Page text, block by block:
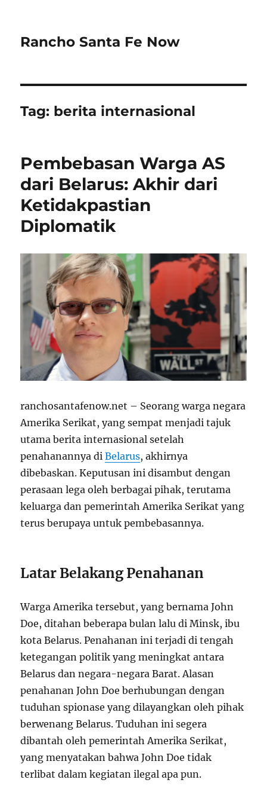
Rancho Santa Fe Now
Tag: berita internasional
Pembebasan Warga AS
dari Belarus: Akhir dari
Ketidakpastian
Diplomatik
ranchosantafenow.net – Seorang warga negara
Amerika Serikat, yang sempat menjadi tajuk
utama berita internasional setelah
penahanannya diBelarus, akhirnya
dibebaskan. Keputusan ini disambut dengan
perasaan lega oleh berbagai pihak, terutama
keluarga dan pemerintah Amerika Serikat yang
terus berupaya untuk pembebasannya.
Latar Belakang Penahanan
Warga Amerika tersebut, yang bernama John
Doe, ditahan beberapa bulan lalu di Minsk, ibu
kota Belarus. Penahanan ini terjadi di tengah
ketegangan politik yang meningkat antara
Belarus dan negara-negara Barat. Alasan
penahanan John Doe berhubungan dengan
tuduhan spionase yang dilayangkan oleh pihak
berwenang Belarus. Tuduhan ini segera
dibantah oleh pemerintah Amerika Serikat,
yang menyatakan bahwa John Doe tidak
terlibat dalam kegiatan ilegal apa pun.